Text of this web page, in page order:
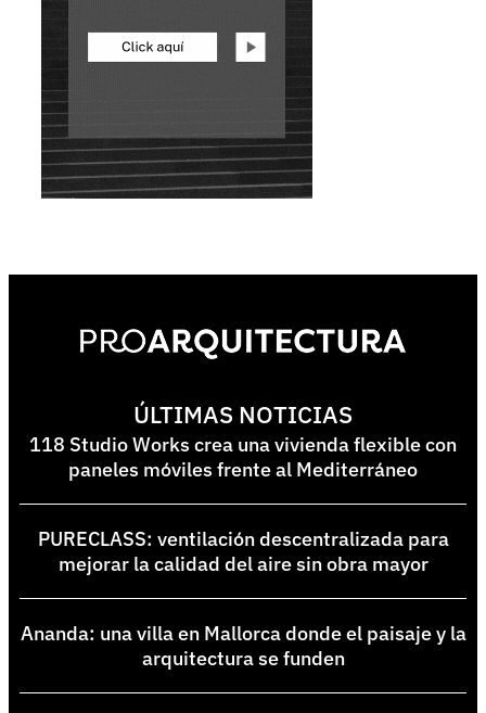
ÚLTIMAS NOTICIAS
118 Studio Works crea una vivienda flexible con
paneles móviles frente al Mediterráneo
PURECLASS: ventilación descentralizada para
mejorar la calidad del aire sin obra mayor
Ananda: una villa en Mallorca donde el paisaje y la
arquitectura se funden